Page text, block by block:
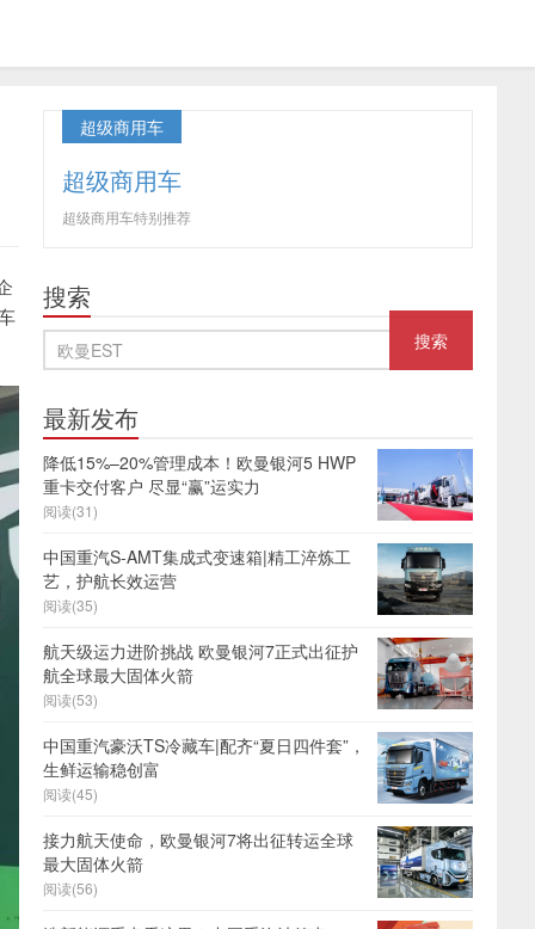
超级商用车
超级商用车
超级商用车特别推荐
搜索
最新发布
降低15%–20%管理成本！欧曼银河5 HWP
重卡交付客户 尽显“赢”运实力
阅读(31)
中国重汽S-AMT集成式变速箱|精工淬炼工
艺，护航长效运营
阅读(35)
航天级运力进阶挑战 欧曼银河7正式出征护
航全球最大固体火箭
阅读(53)
中国重汽豪沃TS冷藏车|配齐“夏日四件套”，
生鲜运输稳创富
阅读(45)
接力航天使命，欧曼银河7将出征转运全球
最大固体火箭
阅读(56)